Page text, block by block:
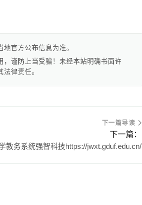
官方公布信息为准。
谨防上当受骗！未经本站明确书面许
律责任。
下一篇导读
下一篇：
教务系统强智科技https://jwxt.gduf.edu.cn/